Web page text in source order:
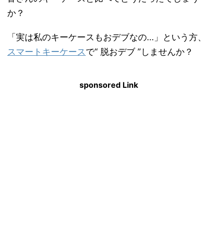
か？
「実は私のキーケースもおデブなの…」という方、
スマートキーケースで“ 脱おデブ ”しませんか？
sponsored Link